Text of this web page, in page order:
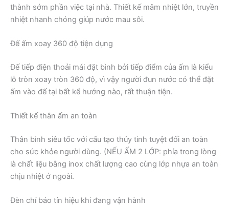
thành sớm phần việc tại nhà. Thiết kế mâm nhiệt lớn, truyền
nhiệt nhanh chóng giúp nước mau sôi.
Đế ấm xoay 360 độ tiện dụng
Đế tiếp điện thoải mái đặt bình bởi tiếp điểm của ấm là kiểu
lỗ tròn xoay tròn 360 độ, vì vậy người đun nước có thể đặt
ấm vào đế tại bất kể hướng nào, rất thuận tiện.
Thiết kế thân ấm an toàn
Thân bình siêu tốc với cấu tạo thủy tinh tuyệt đối an toàn
cho sức khỏe người dùng. (NẾU ẤM 2 LỚP: phía trong lòng
là chất liệu bằng inox chất lượng cao cùng lớp nhựa an toàn
chịu nhiệt ở ngoài.
Đèn chỉ báo tín hiệu khi đang vận hành